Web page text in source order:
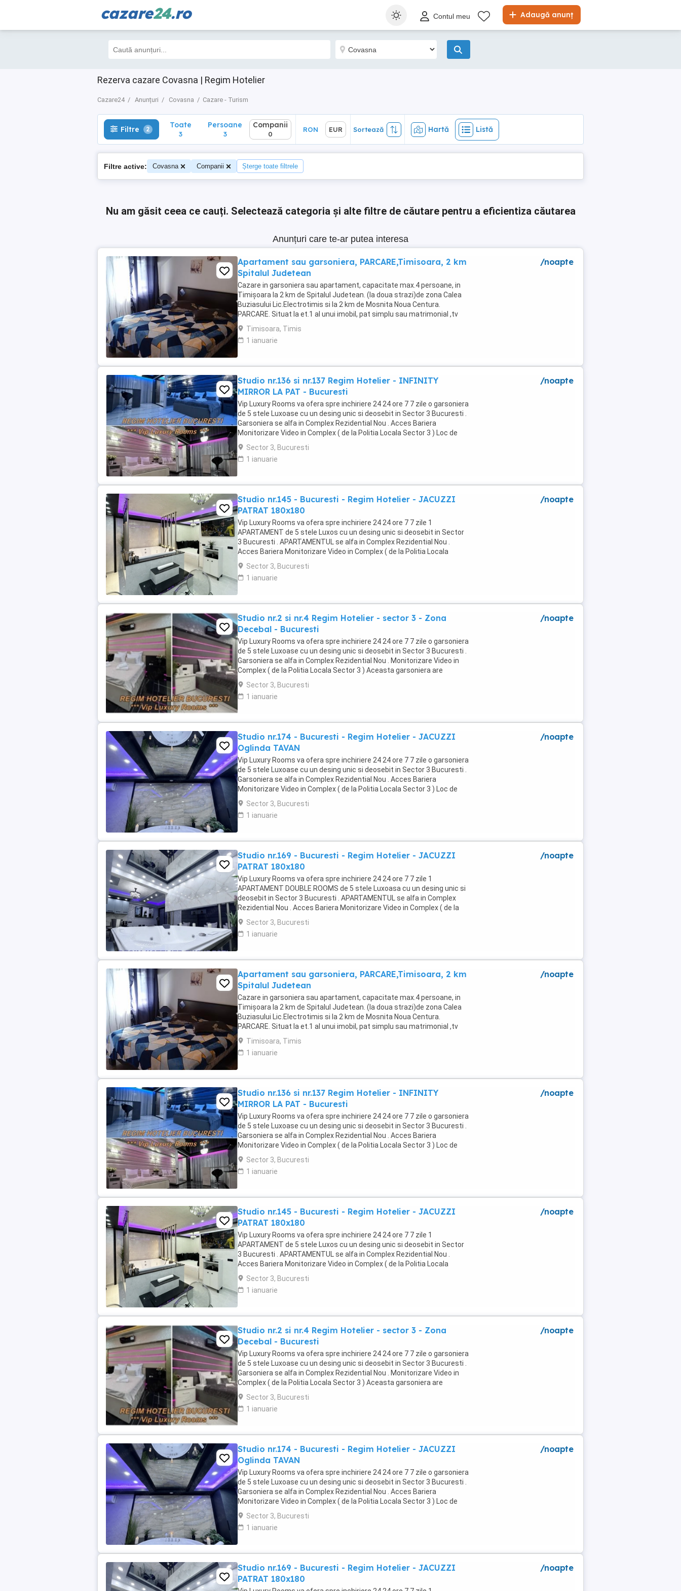
cazare24.ro Adaugă anunț
Contul meu
Rezerva cazare Covasna | Regim Hotelier
Cazare24 Anunțuri Covasna Cazare - Turism
Filtre 2 Toate
3
Hartă Listă
Filtre 2 Toate
3
Persoane
3
Companii
0
RON EUR Sortează Hartă Listă
Filtre active: Covasna Companii Șterge toate filtrele
Nu am găsit ceea ce cauți. Selectează categoria și alte filtre de căutare pentru a eficientiza căutarea
Anunțuri care te-ar putea interesa
Apartament sau garsoniera, PARCARE,Timisoara, 2 km
Spitalul Judetean
Cazare in garsoniera sau apartament, capacitate max.4 persoane, in
Timișoara la 2 km de Spitalul Judetean. (la doua strazi)de zona Calea
Buziasului Lic.Electrotimis si la 2 km de Mosnita Noua Centura.
PARCARE. Situat la et.1 al unui imobil, pat simplu sau matrimonial ,tv
+wifi , frigider, mașină spălat, ...
Timisoara, Timis
1 ianuarie
/noapte
Studio nr.136 si nr.137 Regim Hotelier - INFINITY
MIRROR LA PAT - Bucuresti
Vip Luxury Rooms va ofera spre inchiriere 24 24 ore 7 7 zile o garsoniera
de 5 stele Luxoase cu un desing unic si deosebit in Sector 3 Bucuresti .
Garsoniera se alfa in Complex Rezidential Nou . Acces Bariera
Monitorizare Video in Complex ( de la Politia Locala Sector 3 ) Loc de
parcare PRIVAT in complex ...
Sector 3, Bucuresti
1 ianuarie
/noapte
Studio nr.145 - Bucuresti - Regim Hotelier - JACUZZI
PATRAT 180x180
Vip Luxury Rooms va ofera spre inchiriere 24 24 ore 7 7 zile 1
APARTAMENT de 5 stele Luxos cu un desing unic si deosebit in Sector
3 Bucuresti . APARTAMENTUL se alfa in Complex Rezidential Nou .
Acces Bariera Monitorizare Video in Complex ( de la Politia Locala
Sector 3 ) Loc de parcare PRIVAT in complex ...
Sector 3, Bucuresti
1 ianuarie
/noapte
Studio nr.2 si nr.4 Regim Hotelier - sector 3 - Zona
Decebal - Bucuresti
Vip Luxury Rooms va ofera spre inchiriere 24 24 ore 7 7 zile o garsoniera
de 5 stele Luxoase cu un desing unic si deosebit in Sector 3 Bucuresti .
Garsoniera se alfa in Complex Rezidential Nou . Monitorizare Video in
Complex ( de la Politia Locala Sector 3 ) Aceasta garsoniera are
suprafata de 35mp ...
Sector 3, Bucuresti
1 ianuarie
/noapte
Studio nr.174 - Bucuresti - Regim Hotelier - JACUZZI
Oglinda TAVAN
Vip Luxury Rooms va ofera spre inchiriere 24 24 ore 7 7 zile o garsoniera
de 5 stele Luxoase cu un desing unic si deosebit in Sector 3 Bucuresti .
Garsoniera se alfa in Complex Rezidential Nou . Acces Bariera
Monitorizare Video in Complex ( de la Politia Locala Sector 3 ) Loc de
parcare PRIVAT in complex ...
Sector 3, Bucuresti
1 ianuarie
/noapte
Studio nr.169 - Bucuresti - Regim Hotelier - JACUZZI
PATRAT 180x180
Vip Luxury Rooms va ofera spre inchiriere 24 24 ore 7 7 zile 1
APARTAMENT DOUBLE ROOMS de 5 stele Luxoasa cu un desing unic si
deosebit in Sector 3 Bucuresti . APARTAMENTUL se alfa in Complex
Rezidential Nou . Acces Bariera Monitorizare Video in Complex ( de la
Politia Locala Sector 3 ) Loc de parcare ...
Sector 3, Bucuresti
1 ianuarie
/noapte
Apartament sau garsoniera, PARCARE,Timisoara, 2 km
Spitalul Judetean
Cazare in garsoniera sau apartament, capacitate max.4 persoane, in
Timișoara la 2 km de Spitalul Judetean. (la doua strazi)de zona Calea
Buziasului Lic.Electrotimis si la 2 km de Mosnita Noua Centura.
PARCARE. Situat la et.1 al unui imobil, pat simplu sau matrimonial ,tv
+wifi , frigider, mașină spălat, ...
Timisoara, Timis
1 ianuarie
/noapte
Studio nr.136 si nr.137 Regim Hotelier - INFINITY
MIRROR LA PAT - Bucuresti
Vip Luxury Rooms va ofera spre inchiriere 24 24 ore 7 7 zile o garsoniera
de 5 stele Luxoase cu un desing unic si deosebit in Sector 3 Bucuresti .
Garsoniera se alfa in Complex Rezidential Nou . Acces Bariera
Monitorizare Video in Complex ( de la Politia Locala Sector 3 ) Loc de
parcare PRIVAT in complex ...
Sector 3, Bucuresti
1 ianuarie
/noapte
Studio nr.145 - Bucuresti - Regim Hotelier - JACUZZI
PATRAT 180x180
Vip Luxury Rooms va ofera spre inchiriere 24 24 ore 7 7 zile 1
APARTAMENT de 5 stele Luxos cu un desing unic si deosebit in Sector
3 Bucuresti . APARTAMENTUL se alfa in Complex Rezidential Nou .
Acces Bariera Monitorizare Video in Complex ( de la Politia Locala
Sector 3 ) Loc de parcare PRIVAT in complex ...
Sector 3, Bucuresti
1 ianuarie
/noapte
Studio nr.2 si nr.4 Regim Hotelier - sector 3 - Zona
Decebal - Bucuresti
Vip Luxury Rooms va ofera spre inchiriere 24 24 ore 7 7 zile o garsoniera
de 5 stele Luxoase cu un desing unic si deosebit in Sector 3 Bucuresti .
Garsoniera se alfa in Complex Rezidential Nou . Monitorizare Video in
Complex ( de la Politia Locala Sector 3 ) Aceasta garsoniera are
suprafata de 35mp ...
Sector 3, Bucuresti
1 ianuarie
/noapte
Studio nr.174 - Bucuresti - Regim Hotelier - JACUZZI
Oglinda TAVAN
Vip Luxury Rooms va ofera spre inchiriere 24 24 ore 7 7 zile o garsoniera
de 5 stele Luxoase cu un desing unic si deosebit in Sector 3 Bucuresti .
Garsoniera se alfa in Complex Rezidential Nou . Acces Bariera
Monitorizare Video in Complex ( de la Politia Locala Sector 3 ) Loc de
parcare PRIVAT in complex ...
Sector 3, Bucuresti
1 ianuarie
/noapte
Studio nr.169 - Bucuresti - Regim Hotelier - JACUZZI
PATRAT 180x180
/noapte